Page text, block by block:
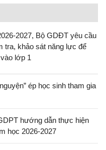
2027, Bộ GDĐT yêu cầu
tra, khảo sát năng lực để
lớp 1
ép học sinh tham gia
hướng dẫn thực hiện
học 2026-2027